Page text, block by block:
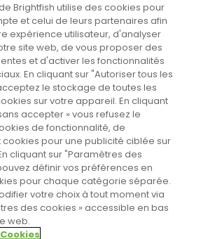
byPoids Plume
Brightfish utilise des cookies pour
et celui de leurs partenaires afin
expérience utilisateur, d'analyser
site web, de vous proposer des
et d'activer les fonctionnalités
En cliquant sur "Autoriser tous les
le stockage de toutes les
sur votre appareil. En cliquant
accepter » vous refusez le
de fonctionnalité, de
pour une publicité ciblée sur
cliquant sur "Paramètres des
définir vos préférences en
pour chaque catégorie séparée.
votre choix à tout moment via
des cookies » accessible en bas
web.